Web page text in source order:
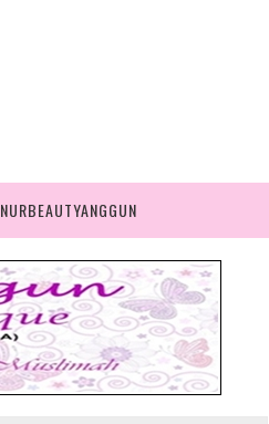
NURBEAUTYANGGUN